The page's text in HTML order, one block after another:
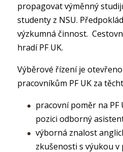
propagovat výměnný
studenty z NSU.
výzkumná činnost.
hradí PF UK.
Výběrové řízení je
pracovníkům PF UK za
pracovní poměr na PF
pozici odborný
výborná znalost
zkušenosti s výukou v